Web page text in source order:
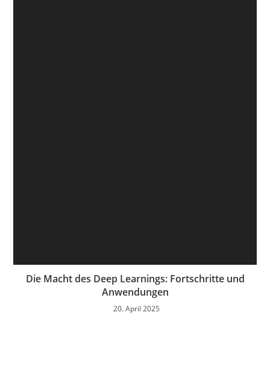
Die Macht des Deep Learnings: Fortschritte und
Anwendungen
20. April 2025